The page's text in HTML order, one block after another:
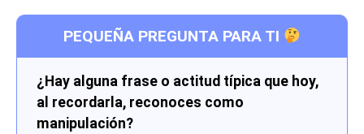
PEQUEÑA PREGUNTA PARA TI
¿Hay alguna frase o actitud típica que hoy,
al recordarla, reconoces como
manipulación?